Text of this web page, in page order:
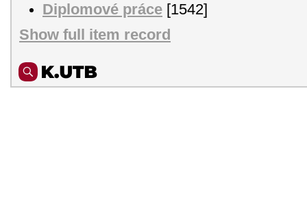
Diplomové práce [1542]
Show full item record